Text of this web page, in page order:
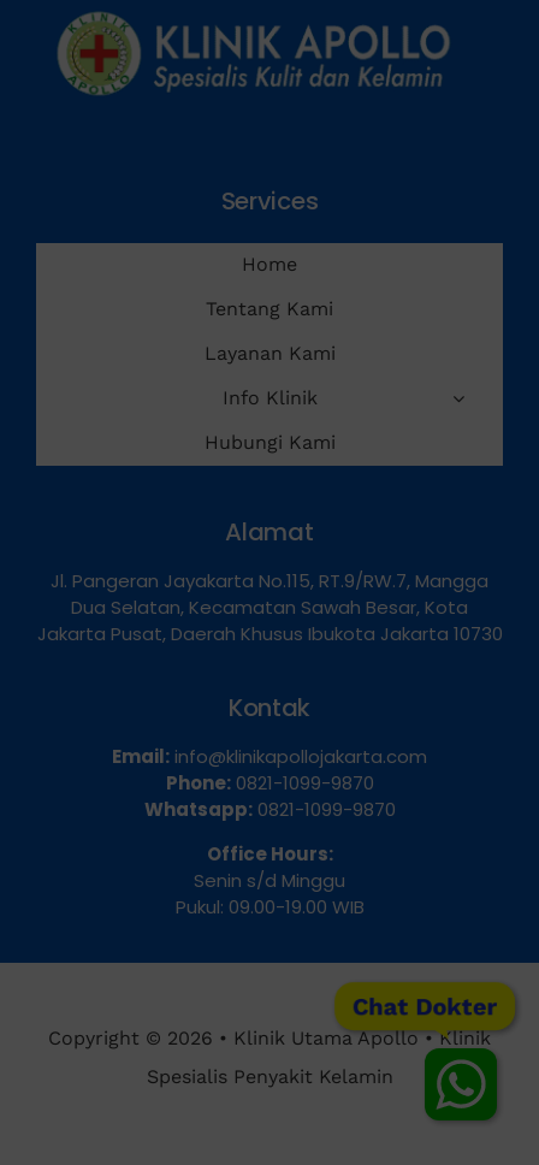
Chat Dokter
Services
Home
Tentang Kami
Layanan Kami
Info Klinik
Hubungi Kami
Alamat
Jl. Pangeran Jayakarta No.115, RT.9/RW.7, Mangga
Dua Selatan, Kecamatan Sawah Besar, Kota
Jakarta Pusat, Daerah Khusus Ibukota Jakarta 10730
Kontak
Email: info@klinikapollojakarta.com
Phone:0821-1099-9870
Whatsapp:0821-1099-9870
Office Hours:
Senin s/d Minggu
Pukul: 09.00-19.00 WIB
Copyright © 2026 • Klinik Utama Apollo • Klinik
Spesialis Penyakit Kelamin